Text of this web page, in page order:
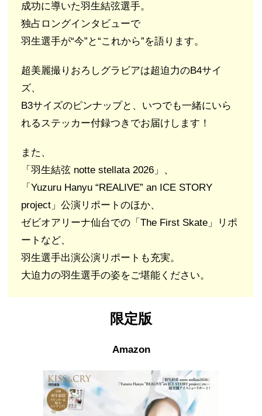
成功に導いた羽生結弦選手。
独占ロングインタビューで
羽生選手が“今”と“これから”を語ります。
超美麗撮りおろしグラビアは超迫力のB4サイ
ズ、
B3サイズのピンナップと、いつでも一緒にいら
れるステッカー付録つきでお届けします！
また、
「羽生結弦 notte stellata 2026」、
「Yuzuru Hanyu “REALIVE” an ICE STORY
project」公演リポートのほか、
ゼビオアリーナ仙台での「The First Skate」リポ
ートなど、
羽生選手出演公演リポートも充実。
大迫力の羽生選手の姿をご堪能ください。
限定版
Amazon